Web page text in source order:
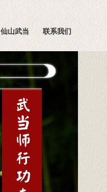
仙山武当 联系我们